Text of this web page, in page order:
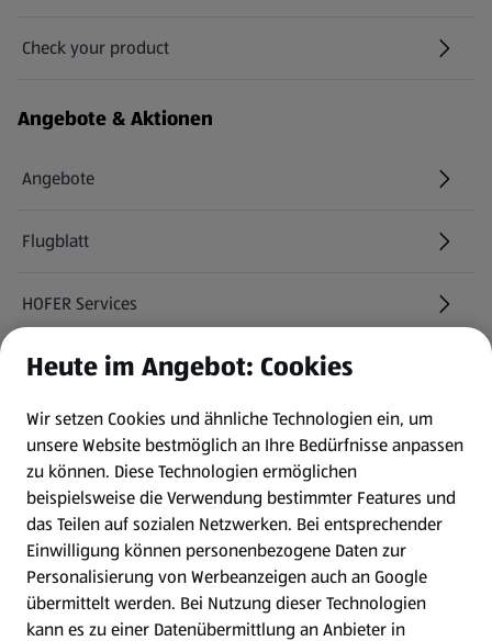
Check your product
(öffnet in einem neuen Tab)
Angebote & Aktionen
Angebote
Flugblatt
HOFER Services
Newsletter
WhatsApp
Gewinnspiele
Mein HOFER. Meine Einkäufe.
Meine Meinung. Mein HOFER.
Heute im Angebot: Cookies
Wir setzen Cookies und ähnliche Technologien ein, um
unsere Website bestmöglich an Ihre Bedürfnisse anpassen
zu können. Diese Technologien ermöglichen
beispielsweise die Verwendung bestimmter Features und
das Teilen auf sozialen Netzwerken. Bei entsprechender
Einwilligung können personenbezogene Daten zur
Personalisierung von Werbeanzeigen auch an Google
übermittelt werden. Bei Nutzung dieser Technologien
kann es zu einer Datenübermittlung an Anbieter in